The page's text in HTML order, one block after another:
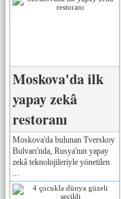
Moskova'da ilk
yapay zekâ
restoranı
Moskova'da bulunan Tverskoy
Bulvarı'nda, Rusya'nın yapay
zekâ teknolojileriyle yönetilen